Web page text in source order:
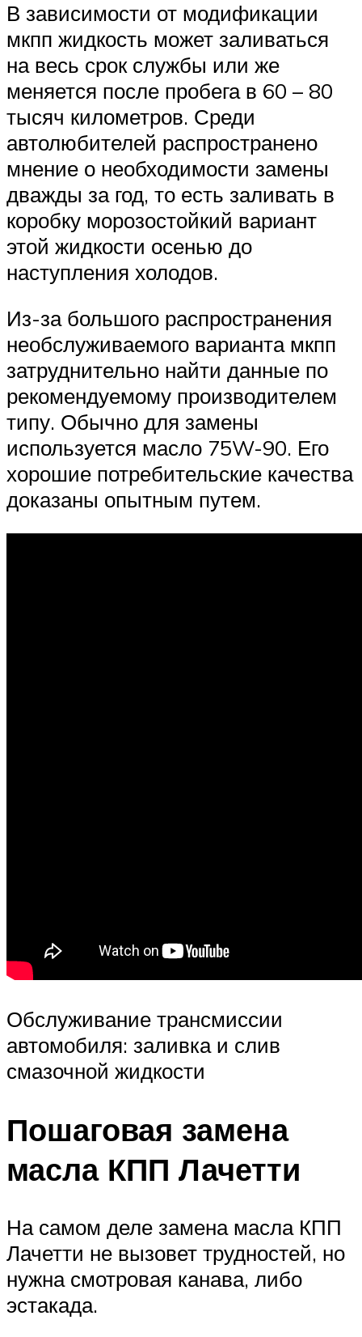
Меню
В зависимости от модификации
мкпп жидкость может заливаться
на весь срок службы или же
меняется после пробега в 60 – 80
тысяч километров. Среди
автолюбителей распространено
мнение о необходимости замены
дважды за год, то есть заливать в
коробку морозостойкий вариант
этой жидкости осенью до
наступления холодов.
Из-за большого распространения
необслуживаемого варианта мкпп
затруднительно найти данные по
рекомендуемому производителем
типу. Обычно для замены
используется масло 75W-90. Его
хорошие потребительские качества
доказаны опытным путем.
Обслуживание трансмиссии
автомобиля: заливка и слив
смазочной жидкости
Пошаговая замена
масла КПП Лачетти
На самом деле замена масла КПП
Лачетти не вызовет трудностей, но
нужна смотровая канава, либо
эстакада.